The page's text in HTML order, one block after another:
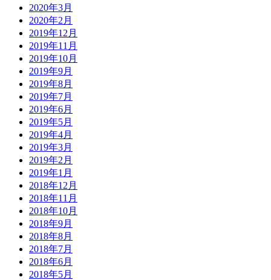
2020年3月
2020年2月
2019年12月
2019年11月
2019年10月
2019年9月
2019年8月
2019年7月
2019年6月
2019年5月
2019年4月
2019年3月
2019年2月
2019年1月
2018年12月
2018年11月
2018年10月
2018年9月
2018年8月
2018年7月
2018年6月
2018年5月